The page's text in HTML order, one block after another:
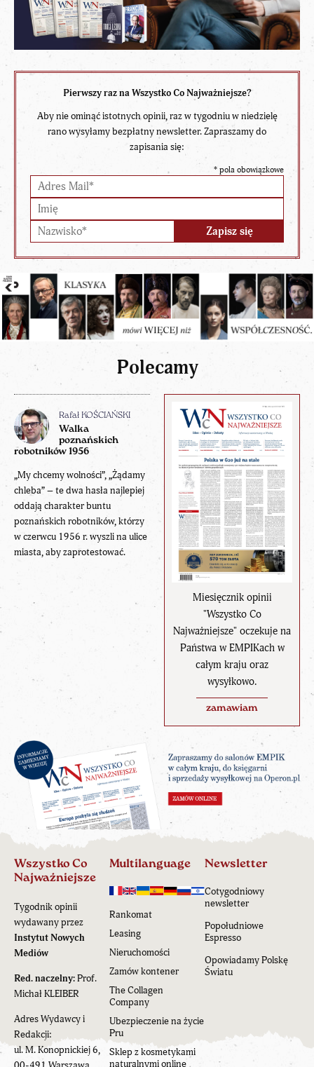
Pierwszy raz na Wszystko Co Najważniejsze?
Aby nie ominąć istotnych opinii, raz w tygodniu w niedzielę
rano wysyłamy bezpłatny newsletter. Zapraszamy do
zapisania się:
* pola obowiązkowe
Polecamy
Miesięcznik opinii
"Wszystko Co
Najważniejsze" oczekuje na
Państwa w EMPIKach w
całym kraju oraz
wysyłkowo.
zamawiam
Rafał KOŚCIAŃSKI
Walka
poznańskich
robotników 1956
„My chcemy wolności”, „Żądamy
chleba” – te dwa hasła najlepiej
oddają charakter buntu
poznańskich robotników, którzy
w czerwcu 1956 r. wyszli na ulice
miasta, aby zaprotestować.
Wszystko Co
Najważniejsze
Tygodnik opinii
wydawany przez
Instytut Nowych
Mediów
Red. naczelny:Prof.
Michał KLEIBER
Adres Wydawcy i
Redakcji:
ul. M. Konopnickiej 6,
Multilanguage
Rankomat
Leasing
Nieruchomości
Zamów kontener
The Collagen
Company
Ubezpieczenie na życie
Pru
Sklep z kosmetykami
naturalnymi online
Newsletter
Cotygodniowy
newsletter
Popołudniowe
Espresso
Opowiadamy Polskę
Światu